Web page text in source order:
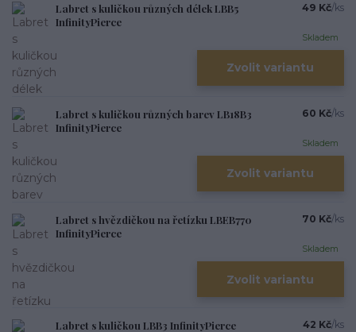
Labret s kuličkou různých délek LBB5
InfinityPierce
49 Kč/ks
Skladem
Zvolit variantu
Labret s kuličkou různých barev LB18B3
InfinityPierce
60 Kč/ks
Skladem
Zvolit variantu
Labret s hvězdičkou na řetízku LBEB770
InfinityPierce
70 Kč/ks
Skladem
Zvolit variantu
Labret s kuličkou LBB3 InfinityPierce 42 Kč/ks